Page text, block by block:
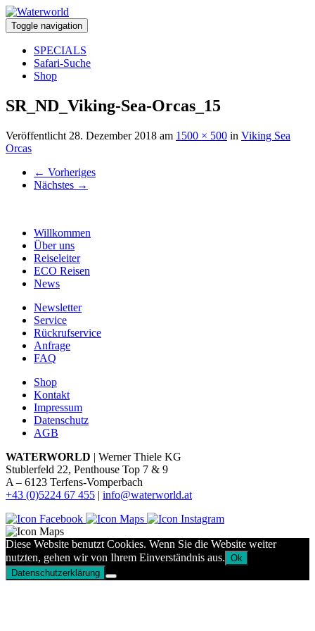
Toggle navigation
SPECIALS
Safari-Suche
Shop
SR_ND_Viking-Sea-Orcas_15
Veröffentlicht 28. Dezember 2018 am 1500 × 500 in Viking Sea
Orcas
← Vorheriges
Nächstes →
Willkommen
Über uns
Reiseleiter
ECO Reisen
News
Newsletter
Service
Rückrufservice
Anfrage
FAQ
Shop
Kontakt
Impressum
Datenschutz
AGB
WATERWORLD | Werner Thiele KG
Stublerfeld 22, Penthouse Top 7 & 9
A – 6123 Terfens-Vomperbach
+43 (0)5224 67 455 | info@waterworld.at
Diese Website benutzt Cookies. Wenn Sie die Website weiter
nutzten, gehen wir von Ihrem Einverständnis aus. Ok
Datenschutzerklärung